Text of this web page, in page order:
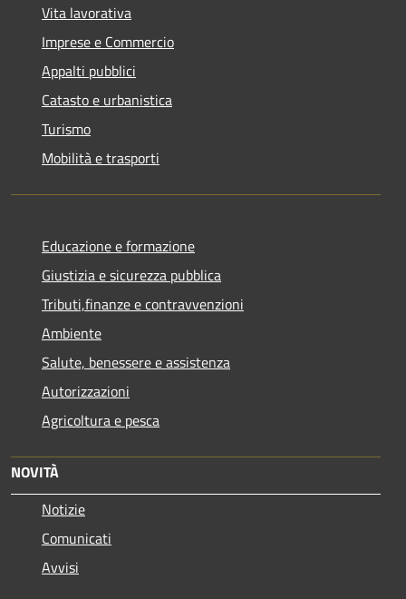
Vita lavorativa
Imprese e Commercio
Appalti pubblici
Catasto e urbanistica
Turismo
Mobilità e trasporti
Educazione e formazione
Giustizia e sicurezza pubblica
Tributi,finanze e contravvenzioni
Ambiente
Salute, benessere e assistenza
Autorizzazioni
Agricoltura e pesca
NOVITÀ
Notizie
Comunicati
Avvisi